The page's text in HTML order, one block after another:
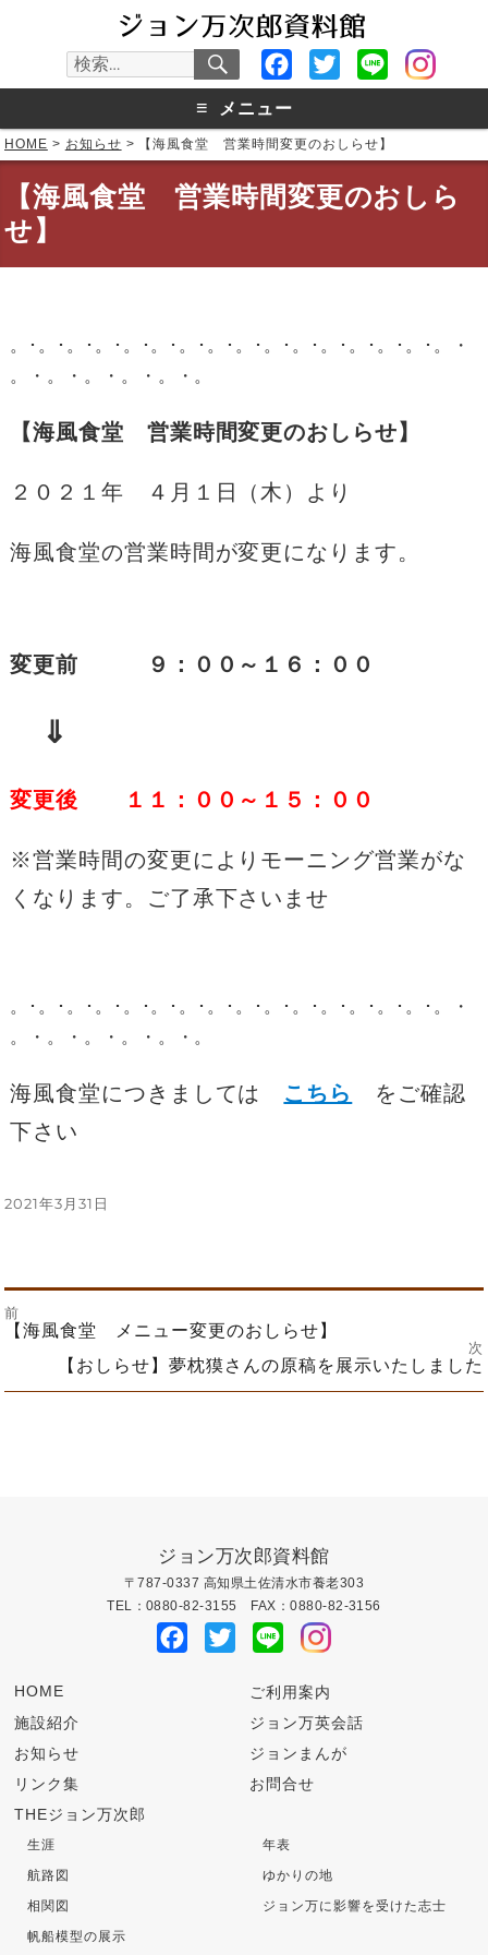
検
索:
検
索
Facebook
Twitter Line
≡ メニュー
HOME > お知らせ > 【海風食堂 営業時間変更のおしらせ】
【海風食堂 営業時間変更のおしら
せ】
。･。･。･。･。･。･。･。･。･。･。･。･。･。･。･。・
。・。・。・。・。・。
【海風食堂 営業時間変更のおしらせ】
２０２１年 ４月１日（木）より
海風食堂の営業時間が変更になります。
変更前 ９：００～１６：００
⇓
変更後 １１：００～１５：００
※営業時間の変更によりモーニング営業がな
くなります。
ご了承下さいませ
。･。･。･。･。･。･。･。･。･。･。･。･。･。･。･。・
。・。・。・。・。・。
海風食堂につきましては こちら
をご確認
下さい
投
2021年3月31日
投
ン
前
前
の
【海風食堂 メニュー変更のおしらせ】
次
投
【おしらせ】夢枕獏さんの原稿を展示いたしました
ジョン万次郎資料館
〒787-0337 高知県土佐清水市養老303
TEL：0880-82-3155 FAX：0880-82-3156
Facebook
Twitter Line
HOME
ご利用案内
施設紹介
ジョン万英会話
お知らせ
ジョンまんが
リンク集
お問合せ
THEジョン万次郎
生涯
年表
航路図
ゆかりの地
相関図
ジョン万に影響を受けた志士
帆船模型の展示